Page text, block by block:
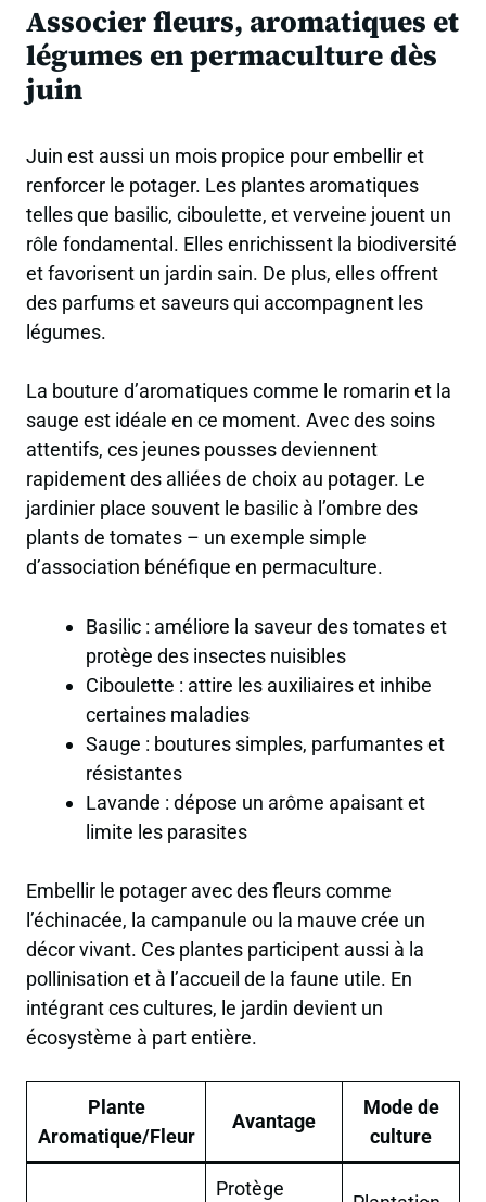
Associer fleurs, aromatiques et
légumes en permaculture dès
juin
Juin est aussi un mois propice pour embellir et
renforcer le potager. Les plantes aromatiques
telles que basilic, ciboulette, et verveine jouent un
rôle fondamental. Elles enrichissent la biodiversité
et favorisent un jardin sain. De plus, elles offrent
des parfums et saveurs qui accompagnent les
légumes.
La bouture d’aromatiques comme le romarin et la
sauge est idéale en ce moment. Avec des soins
attentifs, ces jeunes pousses deviennent
rapidement des alliées de choix au potager. Le
jardinier place souvent le basilic à l’ombre des
plants de tomates – un exemple simple
d’association bénéfique en permaculture.
Basilic : améliore la saveur des tomates et
protège des insectes nuisibles
Ciboulette : attire les auxiliaires et inhibe
certaines maladies
Sauge : boutures simples, parfumantes et
résistantes
Lavande : dépose un arôme apaisant et
limite les parasites
Embellir le potager avec des fleurs comme
l’échinacée, la campanule ou la mauve crée un
décor vivant. Ces plantes participent aussi à la
pollinisation et à l’accueil de la faune utile. En
intégrant ces cultures, le jardin devient un
écosystème à part entière.
Plante
Aromatique/Fleur
Avantage
Mode de
culture
Protège